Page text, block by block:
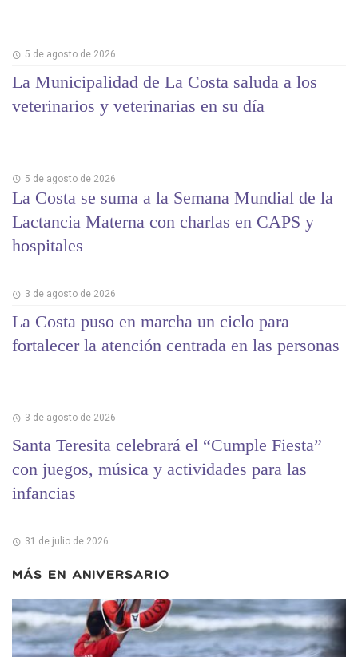
5 de agosto de 2026
La Municipalidad de La Costa saluda a los
veterinarios y veterinarias en su día
5 de agosto de 2026
La Costa se suma a la Semana Mundial de la
Lactancia Materna con charlas en CAPS y
hospitales
3 de agosto de 2026
La Costa puso en marcha un ciclo para
fortalecer la atención centrada en las personas
3 de agosto de 2026
Santa Teresita celebrará el “Cumple Fiesta”
con juegos, música y actividades para las
infancias
31 de julio de 2026
MÁS EN ANIVERSARIO